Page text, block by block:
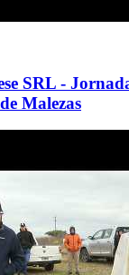
SRL -
Malezas